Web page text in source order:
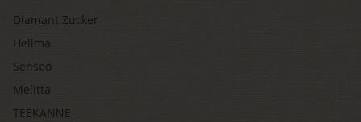
Diamant Zucker
Hellma
Senseo
Melitta
TEEKANNE